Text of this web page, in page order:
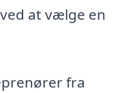
at vælge en
fra